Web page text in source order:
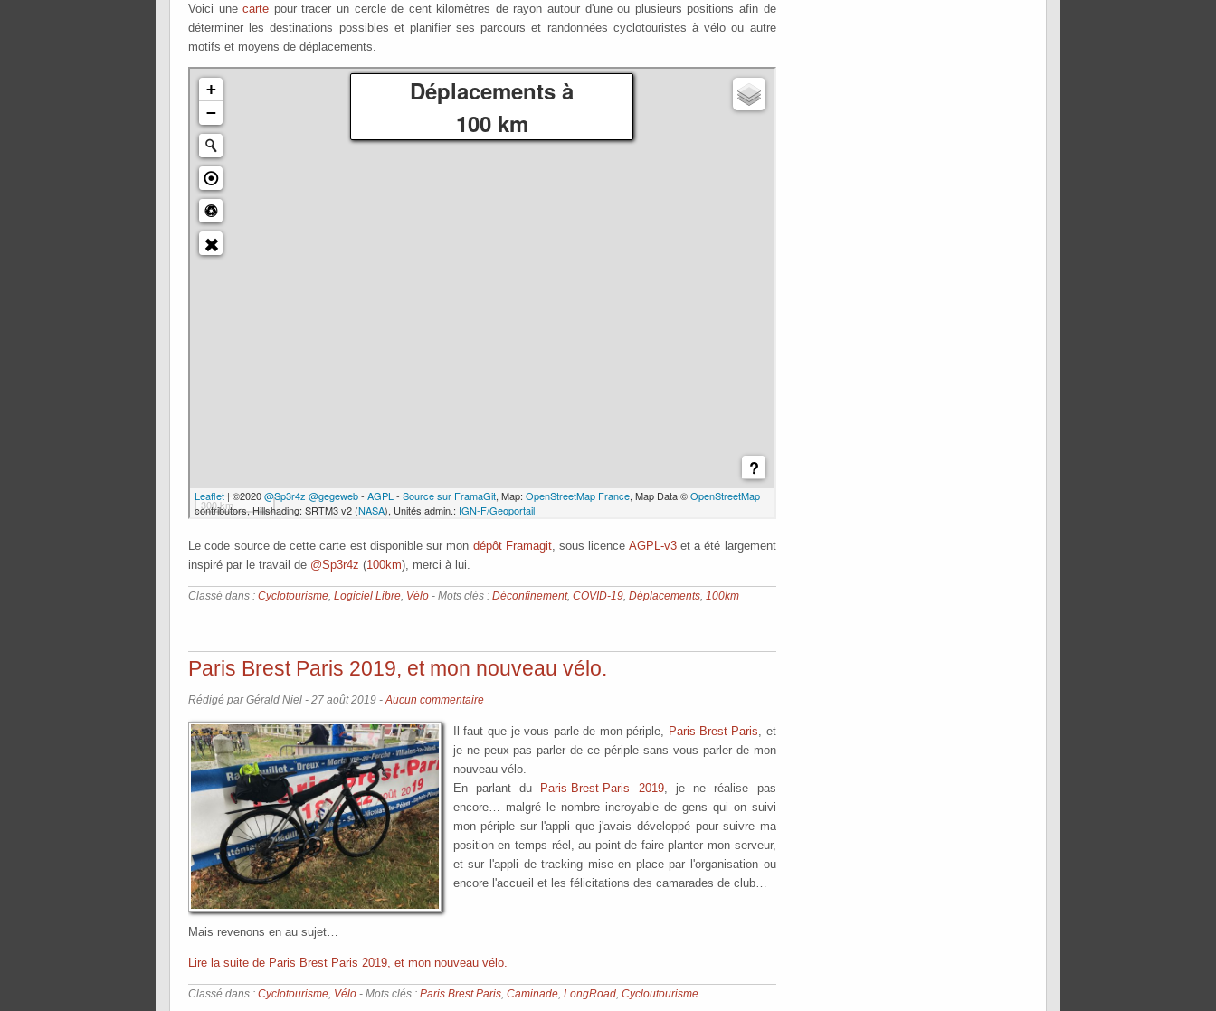
Voici unecarte pour tracer un cercle de cent kilomètres de rayon autour d'une ou plusieurs positions afin de
déterminer les destinations possibles et planifier ses parcours et randonnées cyclotouristes à vélo ou autre
motifs et moyens de déplacements.
Le code source de cette carte est disponible sur mon dépôt Framagit, sous licence AGPL-v3et a été largement
inspiré par le travail de @Sp3r4z (100km), merci à lui.
Classé dans : Cyclotourisme Logiciel Libre Vélo - Mots clés : Déconfinement, COVID-19 Déplacements 100km
Paris Brest Paris 2019, et mon nouveau vélo.
Rédigé par Gérald Niel - 27 août 2019 - Aucun commentaire
Il faut que je vous parle de mon périple, Paris-Brest-Paris , et
je ne peux pas parler de ce périple sans vous parler de mon
nouveau vélo.
En parlant du Paris-Brest-Paris 2019, je ne réalise pas
encore… malgré le nombre incroyable de gens qui on suivi
mon périple sur l'appli que j'avais développé pour suivre ma
position en temps réel, au point de faire planter mon serveur,
et sur l'appli de tracking mise en place par l'organisation ou
encore l'accueil et les félicitations des camarades de club…
Mais revenons en au sujet…
Lire la suite de Paris Brest Paris 2019, et mon nouveau vélo.
Classé dans : Cyclotourisme Vélo - Mots clés : Paris Brest Paris Caminade LongRoad Cycloutourisme